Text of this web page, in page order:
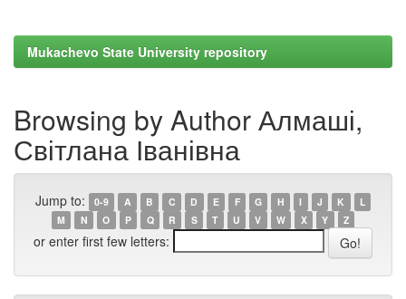
Mukachevo State University repository
Browsing by Author Алмаші,
Світлана Іванівна
Jump to: 0-9 A B C D E F G H I J K
L
M
N O P Q R S T U V W X Y Z
or enter first few letters: